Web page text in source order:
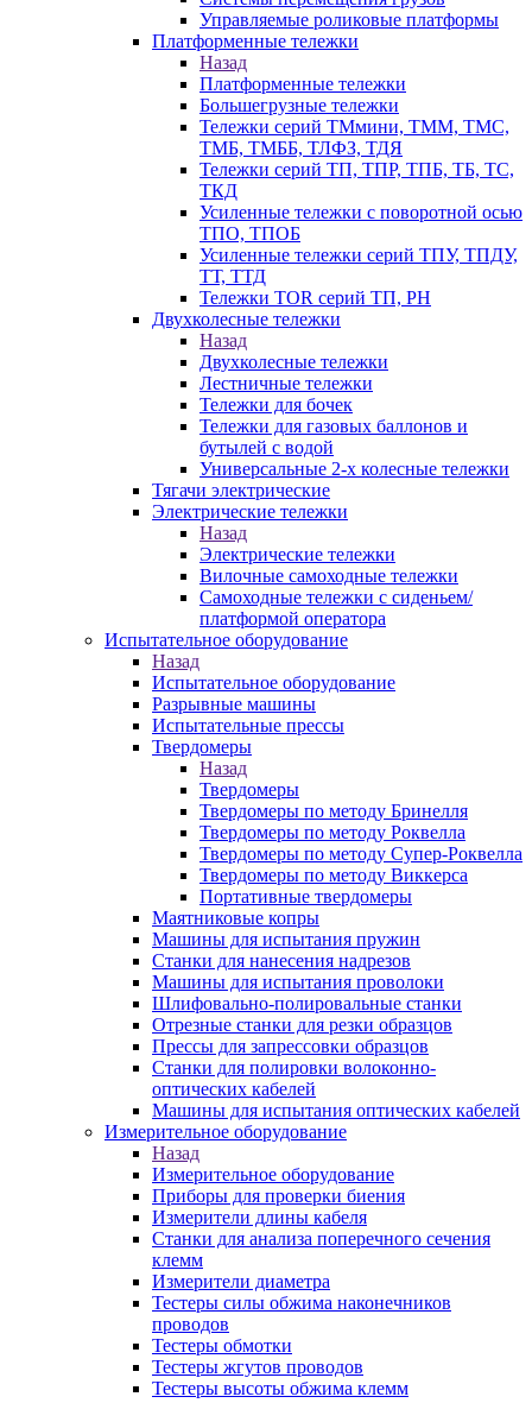
Управляемые роликовые платформы
Платформенные тележки
Назад
Платформенные тележки
Большегрузные тележки
Тележки серий ТМмини, ТММ, ТМС,
ТМБ, ТМББ, ТЛФЗ, ТДЯ
Тележки серий ТП, ТПР, ТПБ, ТБ, ТС,
ТКД
Усиленные тележки с поворотной осью
ТПО, ТПОБ
Усиленные тележки серий ТПУ, ТПДУ,
ТТ, ТТД
Тележки TOR серий ТП, PH
Двухколесные тележки
Назад
Двухколесные тележки
Лестничные тележки
Тележки для бочек
Тележки для газовых баллонов и
бутылей с водой
Универсальные 2-х колесные тележки
Тягачи электрические
Электрические тележки
Назад
Электрические тележки
Вилочные самоходные тележки
Самоходные тележки с сиденьем/
платформой оператора
Испытательное оборудование
Назад
Испытательное оборудование
Разрывные машины
Испытательные прессы
Твердомеры
Назад
Твердомеры
Твердомеры по методу Бринелля
Твердомеры по методу Роквелла
Твердомеры по методу Супер-Роквелла
Твердомеры по методу Виккерса
Портативные твердомеры
Маятниковые копры
Машины для испытания пружин
Станки для нанесения надрезов
Машины для испытания проволоки
Шлифовально-полировальные станки
Отрезные станки для резки образцов
Прессы для запрессовки образцов
Станки для полировки волоконно-
оптических кабелей
Машины для испытания оптических кабелей
Измерительное оборудование
Назад
Измерительное оборудование
Приборы для проверки биения
Измерители длины кабеля
Станки для анализа поперечного сечения
клемм
Измерители диаметра
Тестеры силы обжима наконечников
проводов
Тестеры обмотки
Тестеры жгутов проводов
Тестеры высоты обжима клемм